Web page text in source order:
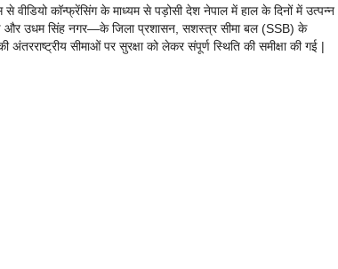
कॉन्फ्रेंसिंग के माध्यम से पड़ोसी देश नेपाल में हाल के दिनों में उत्पन्न
और उधम सिंह नगर—के जिला प्रशासन, सशस्त्र सीमा बल (SSB) के
सीमाओं पर सुरक्षा को लेकर संपूर्ण स्थिति की समीक्षा की गई |